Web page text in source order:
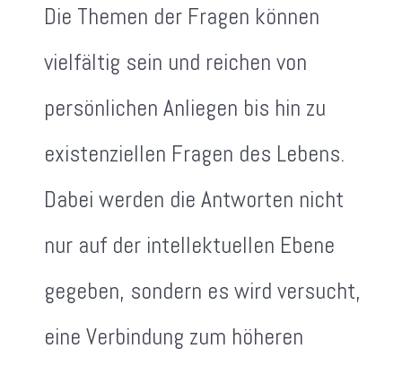
Die Themen der Fragen können
vielfältig sein und reichen von
persönlichen Anliegen bis hin zu
existenziellen Fragen des Lebens.
Dabei werden die Antworten nicht
nur auf der intellektuellen Ebene
gegeben, sondern es wird versucht,
eine Verbindung zum höheren